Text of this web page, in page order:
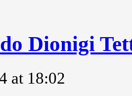
Dionigi
at 18:02